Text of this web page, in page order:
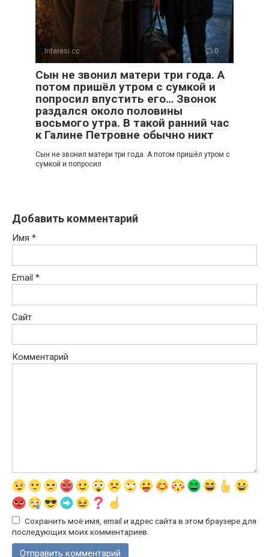
Interesi.cc 0
Сын не звонил матери три года. А
потом пришёл утром с сумкой и
попросил впустить его… Звонок
раздался около половины
восьмого утра. В такой ранний час
к Галине Петровне обычно никт
Сын не звонил матери три года. А потом пришёл утром с
сумкой и попросил
Добавить комментарий
Имя *
Email *
Сайт
Комментарий
Сохранить моё имя, email и адрес сайта в этом браузере для
последующих моих комментариев.